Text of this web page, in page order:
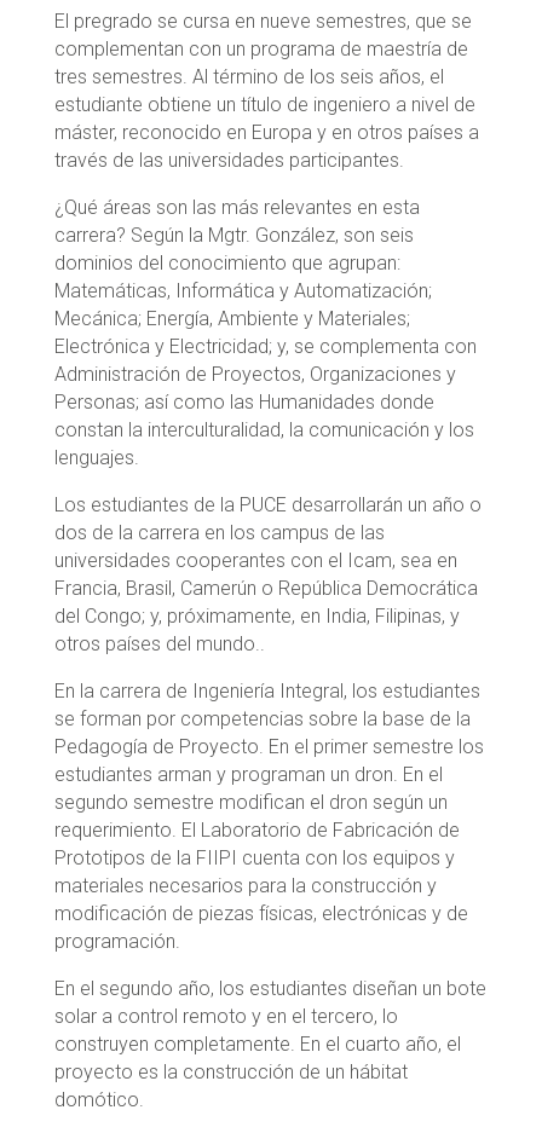
El pregrado se cursa en nueve semestres, que se
complementan con un programa de maestría de
tres semestres. Al término de los seis años, el
estudiante obtiene un título de ingeniero a nivel de
máster, reconocido en Europa y en otros países a
través de las universidades participantes.
¿Qué áreas son las más relevantes en esta
carrera? Según la Mgtr. González, son seis
dominios del conocimiento que agrupan:
Matemáticas, Informática y Automatización;
Mecánica; Energía, Ambiente y Materiales;
Electrónica y Electricidad; y, se complementa con
Administración de Proyectos, Organizaciones y
Personas; así como las Humanidades donde
constan la interculturalidad, la comunicación y los
lenguajes.
Los estudiantes de la PUCE desarrollarán un año o
dos de la carrera en los campus de las
universidades cooperantes con el Icam, sea en
Francia, Brasil, Camerún o República Democrática
del Congo; y, próximamente, en India, Filipinas, y
otros países del mundo..
En la carrera de Ingeniería Integral, los estudiantes
se forman por competencias sobre la base de la
Pedagogía de Proyecto. En el primer semestre los
estudiantes arman y programan un dron. En el
segundo semestre modifican el dron según un
requerimiento. El Laboratorio de Fabricación de
Prototipos de la FIIPI cuenta con los equipos y
materiales necesarios para la construcción y
modificación de piezas físicas, electrónicas y de
programación.
En el segundo año, los estudiantes diseñan un bote
solar a control remoto y en el tercero, lo
construyen completamente. En el cuarto año, el
proyecto es la construcción de un hábitat
domótico.